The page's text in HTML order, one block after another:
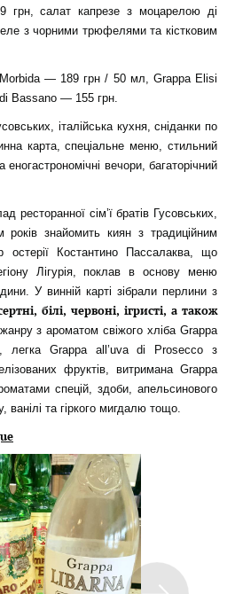
грн, салат капрезе з моцарелою ді
з чорними трюфелями та кістковим
— 189 грн / 50 мл, Grappa Elisi
Bassano — 155 грн.
італійська кухня, сніданки по
карта, спеціальне меню, стильний
еногастрономічні вечори, багаторічний
ресторанної сім’ї братів Гусовських,
знайомить киян з традиційним
остерії Костантино Пассалаква, що
Лігурія, поклав в основу меню
У винній карті зібрали перлини з
білі, червоні, ігристі, а також
з ароматом свіжого хліба Grappa
легка Grappa all’uva di Prosecco з
фруктів, витримана Grappa
спецій, здоби, апельсинового
ванілі та гіркого мигдалю тощо.